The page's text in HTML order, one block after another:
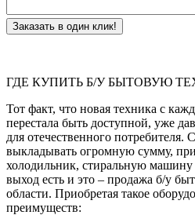
Заказать в один клик!
ГДЕ КУПИТЬ Б/У БЫТОВУЮ
Тот факт, что новая техника с
перестала быть доступной, уже
для отечественного потребителя.
выкладывать огромную сумму,
холодильник, стиральную
выход есть и это – продажа б/у
области. Приобретая такое
преимуществ: